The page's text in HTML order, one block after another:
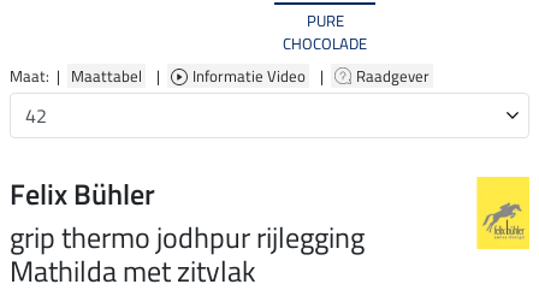
PURE
CHOCOLADE
Maat: | Maattabel | Informatie Video | Raadgever
Felix Bühler
grip thermo jodhpur rijlegging
Mathilda met zitvlak